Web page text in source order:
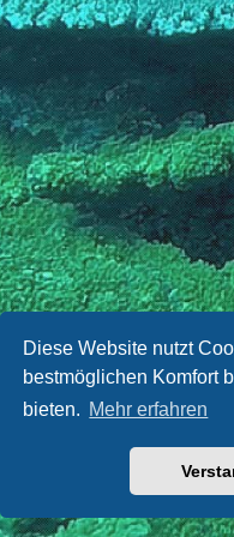
Diese Website nutzt
bestmöglichen Komfort
bieten. Mehr erfahren